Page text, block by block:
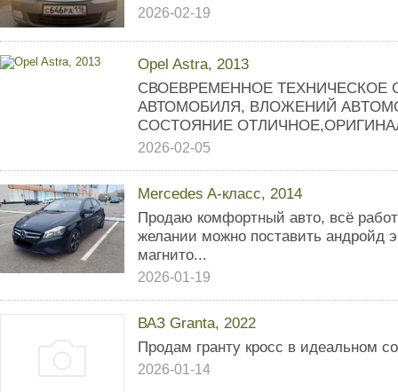
2026-02-19
Opel Astra, 2013
СВОEВРЕМЕННОE ТEХНИЧЕСКOЕ
AВТОМOБИЛЯ, ВЛОЖEHИЙ
CОCTОЯHИE
2026-02-05
Mercedes A-класс, 2014
Продаю комфортный авто, всё
желании можно поставить андройд
магнито...
2026-01-19
ВАЗ Granta, 2022
Продам гранту кросс в идеальном
2026-01-14